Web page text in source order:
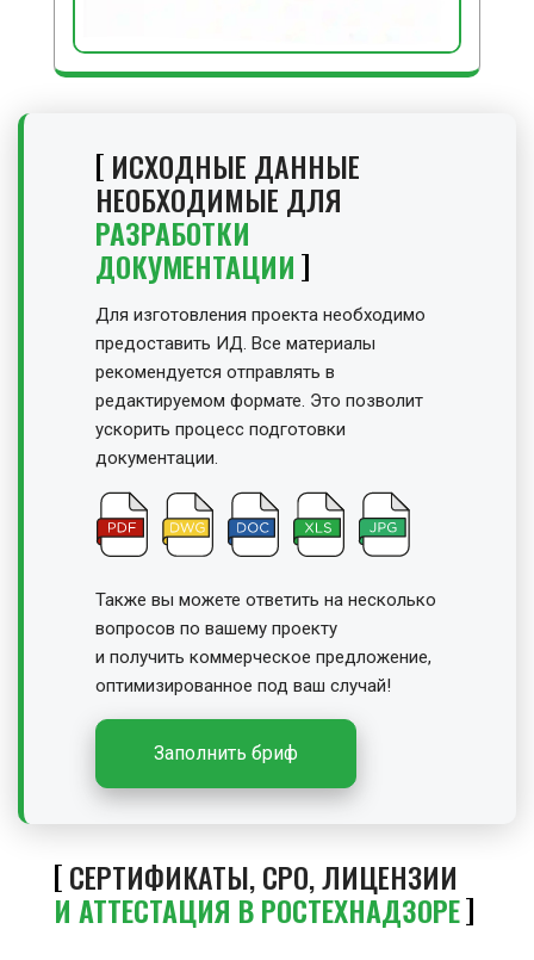
ИСХОДНЫЕ ДАННЫЕ
НЕОБХОДИМЫЕ ДЛЯ
РАЗРАБОТКИ
ДОКУМЕНТАЦИИ
Для изготовления проекта необходимо
предоставить ИД. Все материалы
рекомендуется отправлять в
редактируемом формате. Это позволит
ускорить процесс подготовки
документации.
Также вы можете ответить на несколько
вопросов по вашему проекту
и получить коммерческое предложение,
оптимизированное под ваш случай!
Заполнить бриф
СЕРТИФИКАТЫ, СРО, ЛИЦЕНЗИИ
И АТТЕСТАЦИЯ В РОСТЕХНАДЗОРЕ